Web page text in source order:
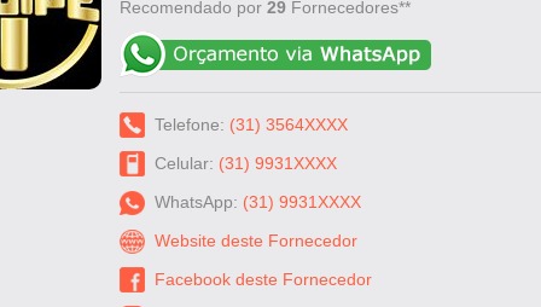
Recomendado por 29 Fornecedores**
Telefone: (31) 3564XXXX
Celular: (31) 9931XXXX
WhatsApp: (31) 9931XXXX
Website deste Fornecedor
Facebook deste Fornecedor